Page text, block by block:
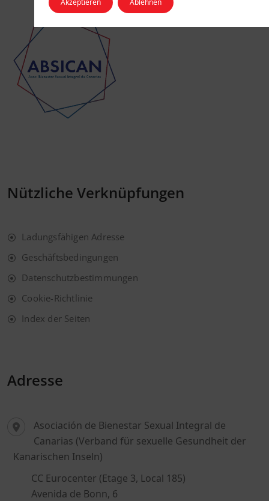
Nützliche Verknüpfungen
Ladungsfähigen Adresse
Geschäftsbedingungen
Datenschutzbestimmungen
Cookie-Richtlinie
Index der Seiten
Adresse
Asociación de Bienestar Sexual Integral de
Canarias (Verband für sexuelle Gesundheit der
Kanarischen Inseln)
CC Eurocenter (Etage 3, Local 185)
Avenida de Bonn, 6